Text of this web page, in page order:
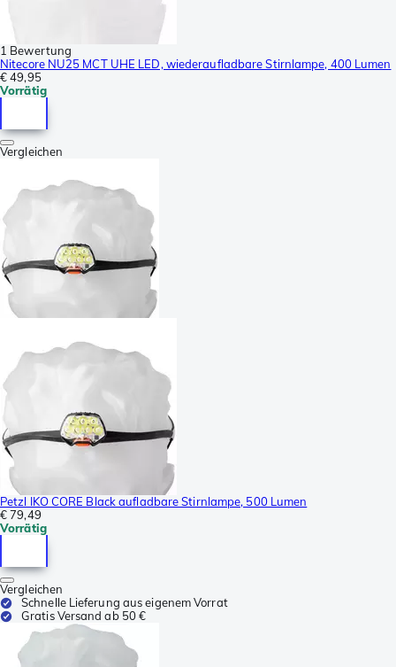
1 Bewertung
Nitecore NU25 MCT UHE LED, wiederaufladbare Stirnlampe, 400 Lumen
€ 49,95
Vorrätig
Vergleichen
Petzl IKO CORE Black aufladbare Stirnlampe, 500 Lumen
€ 79,49
Vorrätig
Vergleichen
Schnelle Lieferung aus eigenem Vorrat
Gratis Versand ab 50 €